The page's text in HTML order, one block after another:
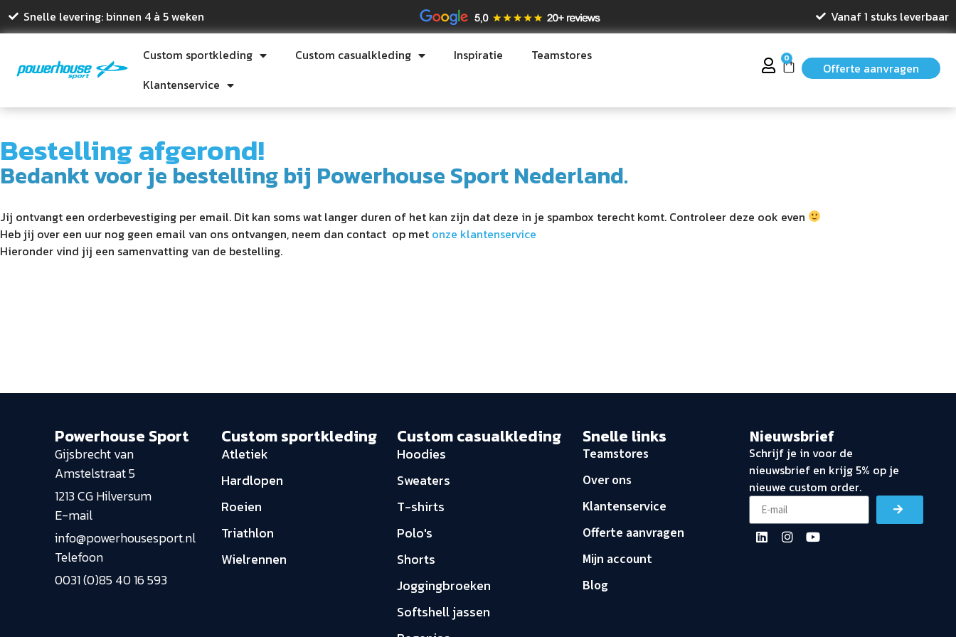
Snelle levering: binnen 4 à 5 weken Vanaf 1 stuks leverbaar
Custom sportkleding Custom casualkleding Inspiratie
Teamstores
Klantenservice
0
Offerte aanvragen
Bestelling afgerond!
Bedankt voor je bestelling bij Powerhouse Sport Nederland.
Jij ontvangt een orderbevestiging per email. Dit kan soms wat langer duren of het kan zijn dat deze in je spambox terecht komt. Controleer deze ook even
Heb jij over een uur nog geen email van ons ontvangen, neem dan contact op met onze klantenservice
Hieronder vind jij een samenvatting van de bestelling.
Powerhouse Sport
Gijsbrecht van
Amstelstraat 5
1213 CG Hilversum
E-mail
info@powerhousesport.nl
Telefoon
0031 (0)85 40 16 593
Custom sportkleding
Atletiek
Hardlopen
Roeien
Triathlon
Wielrennen
Custom casualkleding
Hoodies
Sweaters
T-shirts
Polo's
Shorts
Joggingbroeken
Softshell jassen
Snelle links
Teamstores
Over ons
Klantenservice
Offerte aanvragen
Mijn account
Blog
Nieuwsbrief
Schrijf je in voor de
nieuwsbrief en krijg 5% op je
nieuwe custom order.